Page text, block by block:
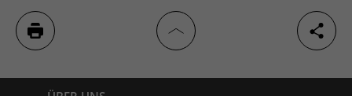
Inhaltsverzeichnis